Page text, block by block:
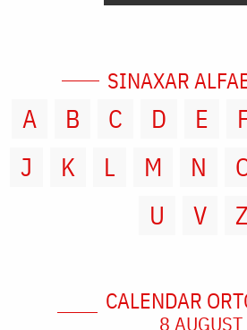
SINAXAR
A B C D E
J
K L M N
U
V Z
CALENDAR
8 AUGUST